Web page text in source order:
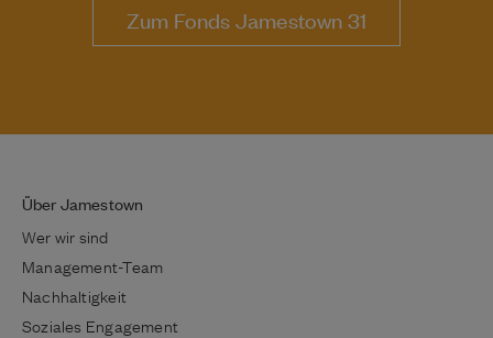
Zum Fonds Jamestown 31
Über Jamestown
Wer wir sind
Management-Team
Nachhaltigkeit
Soziales Engagement